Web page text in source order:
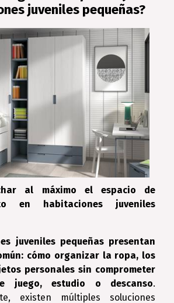
juveniles pequeñas?
al máximo el espacio de
en habitaciones juveniles
juveniles pequeñas presentan
cómo organizar la ropa, los
personales sin comprometer
juego, estudio o descanso.
existen múltiples soluciones